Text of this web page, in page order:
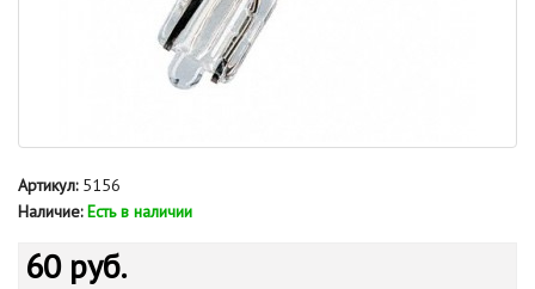
Артикул:5156
Наличие: Есть в наличии
60 руб.